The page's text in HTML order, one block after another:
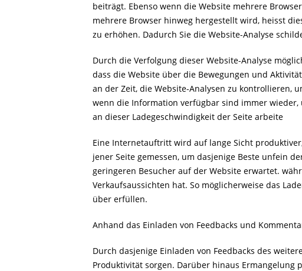
beiträgt. Ebenso wenn die Website mehrere
mehrere Browser hinweg hergestellt wird, heisst
zu erhöhen. Dadurch Sie die Website-Analyse
Durch die Verfolgung dieser Website-Analyse
dass die Website über die Bewegungen und
an der Zeit, die Website-Analysen zu kontrollieren,
wenn die Information verfügbar sind immer wieder,
an dieser Ladegeschwindigkeit der Seite arbeite
Eine Internetauftritt wird auf lange Sicht
jener Seite gemessen, um dasjenige Beste unfein
geringeren Besucher auf der Website erwartet.
Verkaufsaussichten hat. So möglicherweise das
über erfüllen.
Anhand das Einladen von Feedbacks und
Durch dasjenige Einladen von Feedbacks des
Produktivität sorgen. Darüber hinaus